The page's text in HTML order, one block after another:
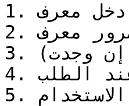
1. أدخل معرف Apple الخاص بك
2. أدخل كلمة مرور معرف Apple الخاص بك
3. انتظر إشعار التحقق على أجهزتك الأخرى (إن وجدت)
4. أدخل رمز التحقق عند الطلب
5. اقبل شروط الاستخدام